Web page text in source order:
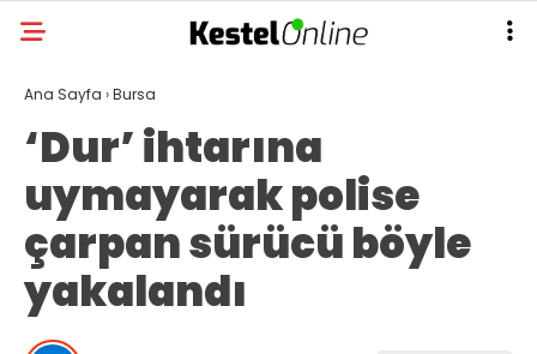
Ana Sayfa ›Bursa
‘Dur’ ihtarına
uymayarak polise
çarpan sürücü böyle
yakalandı